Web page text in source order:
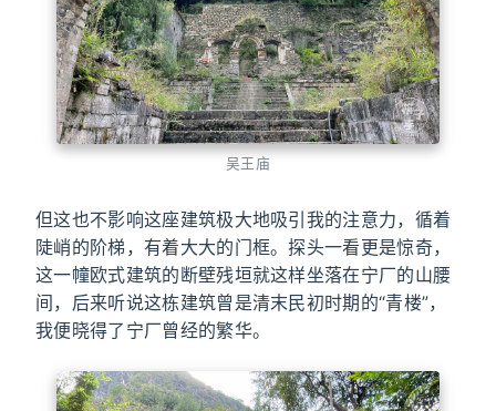
吴王庙
但这也不影响这座建筑极大地吸引我的注意力，循着
陡峭的阶梯，有着大大的门框。探头一看更是惊奇，
这一幢欧式建筑的断壁残垣就这样坐落在宁厂的山腰
间，后来听说这栋建筑曾是清末民初时期的“青楼”，
我便晓得了宁厂曾经的繁华。